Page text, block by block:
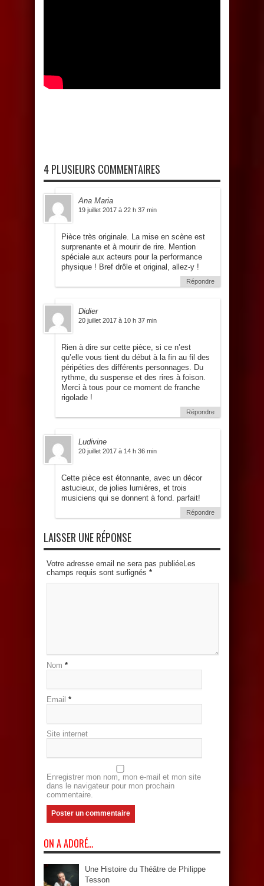
4 PLUSIEURS COMMENTAIRES
Ana Maria
19 juillet 2017 à 22 h 37 min
Pièce très originale. La mise en scène est
surprenante et à mourir de rire. Mention
spéciale aux acteurs pour la performance
physique ! Bref drôle et original, allez-y !
Répondre
Didier
20 juillet 2017 à 10 h 37 min
Rien à dire sur cette pièce, si ce n’est
qu’elle vous tient du début à la fin au fil des
péripéties des différents personnages. Du
rythme, du suspense et des rires à foison.
Merci à tous pour ce moment de franche
rigolade !
Répondre
Ludivine
20 juillet 2017 à 14 h 36 min
Cette pièce est étonnante, avec un décor
astucieux, de jolies lumières, et trois
musiciens qui se donnent à fond. parfait!
Répondre
LAISSER UNE RÉPONSE
Votre adresse email ne sera pas publiéeLes
champs requis sont surlignés *
Nom *
Email *
Site internet
Enregistrer mon nom, mon e-mail et mon site
dans le navigateur pour mon prochain
commentaire.
ON A ADORÉ…
Une Histoire du Théâtre de Philippe
Tesson